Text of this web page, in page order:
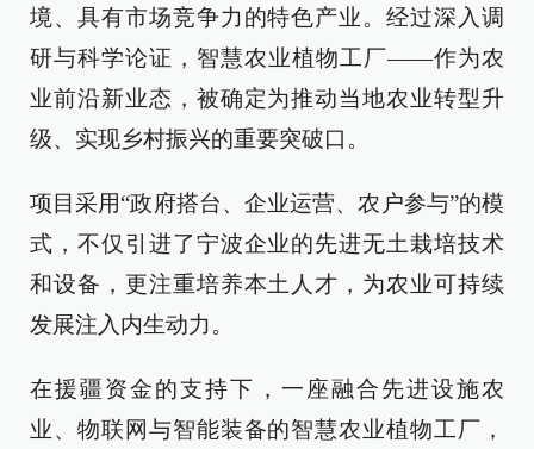
境、具有市场竞争力的特色产业。经过深入调
研与科学论证，智慧农业植物工厂——作为农
业前沿新业态，被确定为推动当地农业转型升
级、实现乡村振兴的重要突破口。
项目采用“政府搭台、企业运营、农户参与”的模
式，不仅引进了宁波企业的先进无土栽培技术
和设备，更注重培养本土人才，为农业可持续
发展注入内生动力。
在援疆资金的支持下，一座融合先进设施农
业、物联网与智能装备的智慧农业植物工厂，